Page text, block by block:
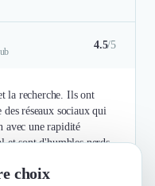
choix
4.5/5
la recherche. Ils ont
réseaux sociaux qui
avec une rapidité
et sont d'humbles nerds.